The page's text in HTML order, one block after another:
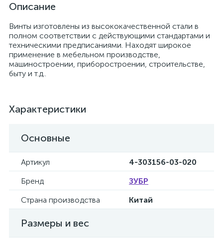
Описание
Винты изготовлены из высококачественной стали в
полном соответствии с действующими стандартами и
техническими предписаниями. Находят широкое
применение в мебельном производстве,
машиностроении, приборостроении, строительстве,
быту и т.д..
Характеристики
Основные
Артикул
4-303156-03-020
Бренд
ЗУБР
Страна производства
Китай
Размеры и вес